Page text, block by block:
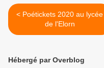
< Poétickets 2020 au lycée
de l'Elorn
Hébergé par Overblog